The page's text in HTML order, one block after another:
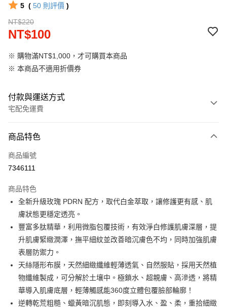
5 ( 50 則評價 )
NT$220
NT$100
※ 購物滿NT$1,000，才可購買本商品
※ 本商品不適用折價券
付款與運送方式
宅配免運費
信用卡一次付款
信用卡分期付款
合作金庫商業銀行
華南商業銀行
彰化商業銀行
上海商業儲蓄銀行
國泰世華商業銀行
兆豐國際商業銀行
臺灣中小企業銀行
台中商業銀行
匯豐（台灣）商業銀行
聯邦商業銀行
元大商業銀行
永豐商業銀行
玉山商業銀行
星展（台灣）商業銀行
台新國際商業銀行
中國信託商業銀行
台灣樂天信用卡公司
超商取貨付款
LINE Pay
Apple Pay
街口支付
大哥付你分期
相關說明
商品特色
商品編號
7346111
商品特色
全新升級玫瑰 PDRN 配方，取代白金萃取，讓修護更有感、肌
膚狀態更穩定透亮。
豐富多肽精華，利用微脂包覆技術，有效淨白修護肌膚深層，提
升肌膚緊緻潤澤，撫平細紋並改善暗沉膚色不均，同時加強肌膚
表層防禦力。
天絲隱形布膜，天然細緻纖維輕薄透氣、自然服貼，採用天然植
物纖維製成，可分解於土壤中。極鎖水、超親膚、高滲透，將精
華導入肌膚底層，輕薄觸感能360度立體包覆臉部輪廓！
逆轉乾荒粗糙、蠟黃暗沉肌態，即刻導入水、盈、柔，重拾細緻